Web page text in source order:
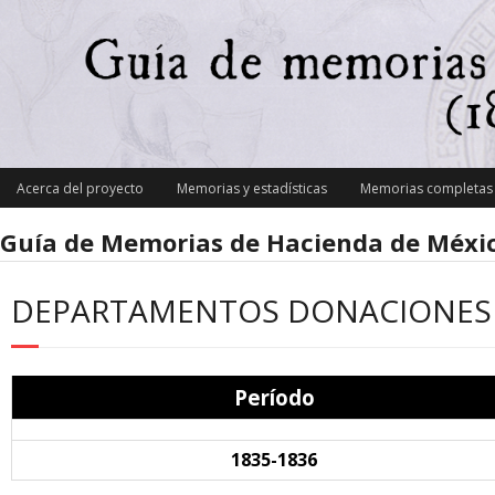
Acerca del proyecto Memorias y estadísticas Memorias
Guía de Memorias de Hacienda de
DEPARTAMENTOS DONACIONES
Período
1835-1836